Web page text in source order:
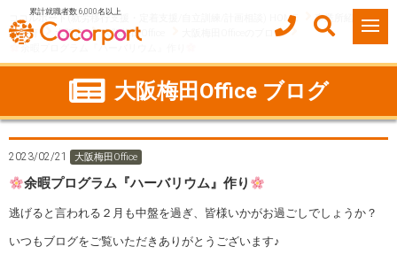
累計就職者数 6,000名以上
ココルポート(就労移行支援・定着支援/自立訓練/計画相談) HOME
事業所紹介
大阪府
大阪市 大阪梅田Office
大阪梅田Officeのブログ
余暇プログラム『ハーバリウム』作り
大阪梅田Office ブログ
2023/02/21 大阪梅田Office
余暇プログラム『ハーバリウム』作り
逃げると言われる２月も中盤を過ぎ、皆様いかがお過ごしでしょうか？
いつもブログをご覧いただきありがとうございます♪